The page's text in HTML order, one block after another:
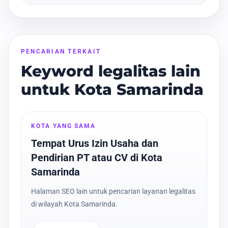
PENCARIAN TERKAIT
Keyword legalitas lain
untuk Kota Samarinda
KOTA YANG SAMA
Tempat Urus Izin Usaha dan
Pendirian PT atau CV di Kota
Samarinda
Halaman SEO lain untuk pencarian layanan legalitas
di wilayah Kota Samarinda.